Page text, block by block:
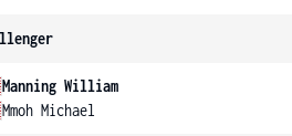
Manning William
Mmoh Michael